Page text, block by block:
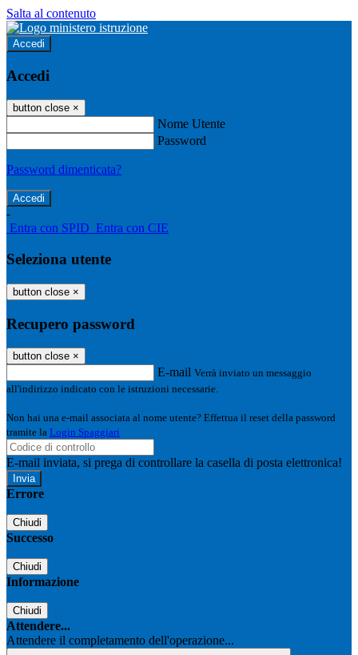
Salta al contenuto
Accedi
Accedi
button close ×
Nome Utente
Password
Password dimenticata?
-
Entra con SPID Entra con CIE
Seleziona utente
button close ×
Recupero password
button close ×
E-mail Verrà inviato un messaggio
all'indirizzo indicato con le istruzioni necessarie.
Non hai una e-mail associata al nome utente? Effettua il reset della password
tramite la Login Spaggiari
E-mail inviata, si prega di controllare la casella di posta elettronica!
Errore
Chiudi
Successo
Chiudi
Informazione
Chiudi
Attendere...
Attendere il completamento dell'operazione...